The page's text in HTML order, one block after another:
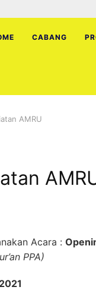
CABANG
AMRU
Acara :
PPA)